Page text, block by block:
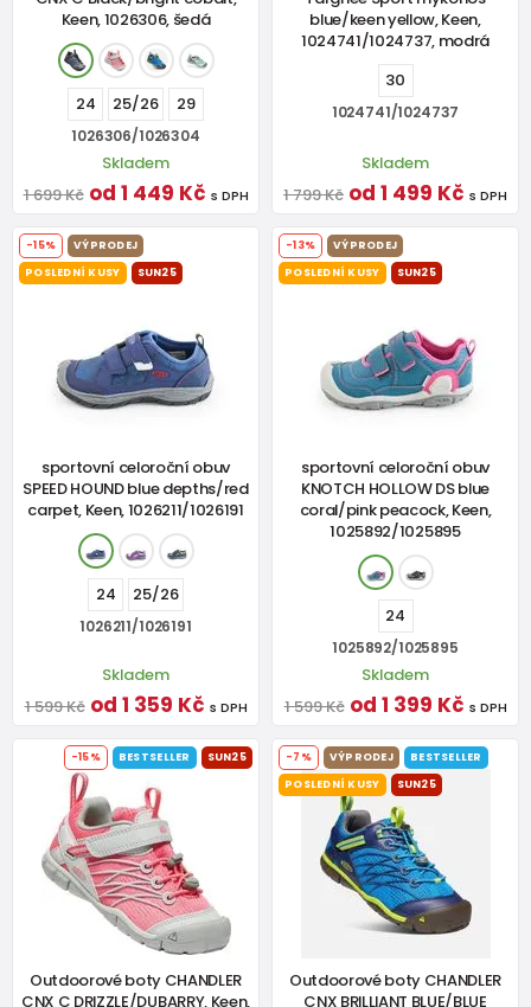
Keen, 1026306, šedá
24 25/26 29
1026306/1026304
Skladem
1 699 Kč od 1 449 Kč s DPH
blue/keen yellow, Keen,
1024741/1024737, modrá
30
1024741/1024737
Skladem
1 799 Kč od 1 499 Kč s DPH
-15%
VÝPRODEJ
POSLEDNÍ KUSY
SUN25
sportovní celoroční obuv
SPEED HOUND blue depths/red
carpet, Keen, 1026211/1026191
24 25/26
1026211/1026191
Skladem
1 599 Kč od 1 359 Kč s DPH
-13%
VÝPRODEJ
POSLEDNÍ KUSY
SUN25
sportovní celoroční obuv
KNOTCH HOLLOW DS blue
coral/pink peacock, Keen,
1025892/1025895
24
1025892/1025895
Skladem
1 599 Kč od 1 399 Kč s DPH
-15% BESTSELLER SUN25
Outdoorové boty CHANDLER
CNX C DRIZZLE/DUBARRY, Keen,
-7% VÝPRODEJ
BESTSELLER
POSLEDNÍ KUSY
SUN25
Outdoorové boty CHANDLER
CNX BRILLIANT BLUE/BLUE